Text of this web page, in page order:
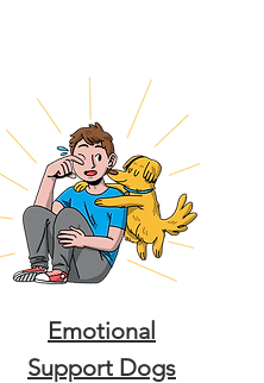
Emotional
Support Dogs